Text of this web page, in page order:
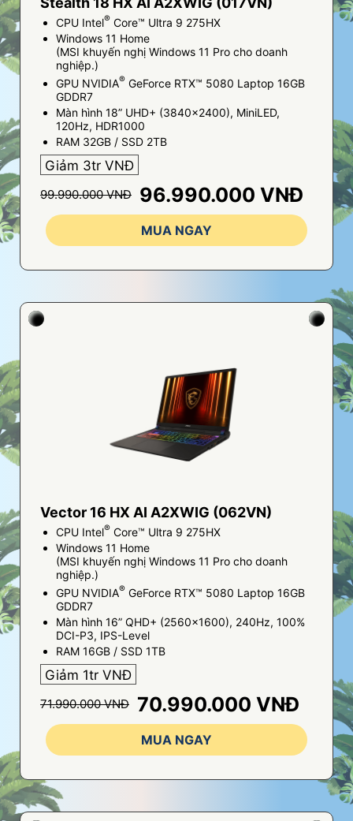
CPU Intel® Core™ Ultra 9 275HX
Windows 11 Home
(MSI khuyến nghị Windows 11 Pro cho doanh
nghiệp.)
GPU NVIDIA® GeForce RTX™ 5080 Laptop 16GB
GDDR7
Màn hình 18” UHD+ (3840x2400), MiniLED,
120Hz, HDR1000
RAM 32GB / SSD 2TB
Giảm 3tr VNĐ
99.990.000 VNĐ 96.990.000 VNĐ
MUA NGAY
Vector 16 HX AI A2XWIG (062VN)
CPU Intel® Core™ Ultra 9 275HX
Windows 11 Home
(MSI khuyến nghị Windows 11 Pro cho doanh
nghiệp.)
GPU NVIDIA® GeForce RTX™ 5080 Laptop 16GB
GDDR7
Màn hình 16” QHD+ (2560x1600), 240Hz, 100%
DCI-P3, IPS-Level
RAM 16GB / SSD 1TB
Giảm 1tr VNĐ
71.990.000 VNĐ 70.990.000 VNĐ
MUA NGAY